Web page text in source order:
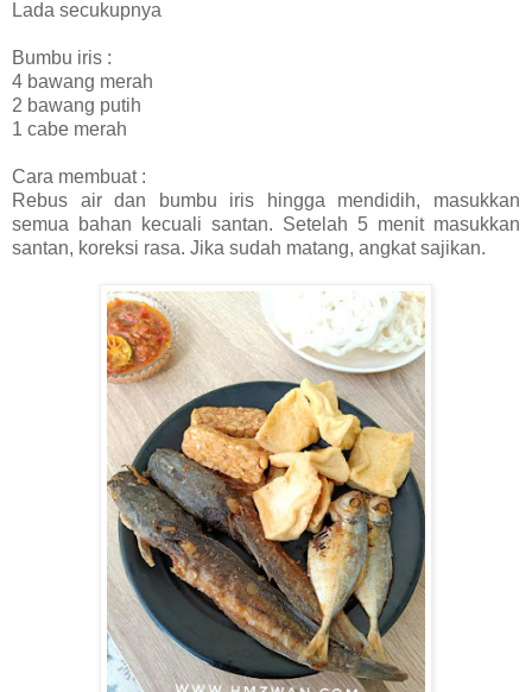
Lada secukupnya
Bumbu iris :
4 bawang merah
2 bawang putih
1 cabe merah
Cara membuat :
Rebus air dan bumbu iris hingga mendidih, masukkan
semua bahan kecuali santan. Setelah 5 menit masukkan
santan, koreksi rasa. Jika sudah matang, angkat sajikan.